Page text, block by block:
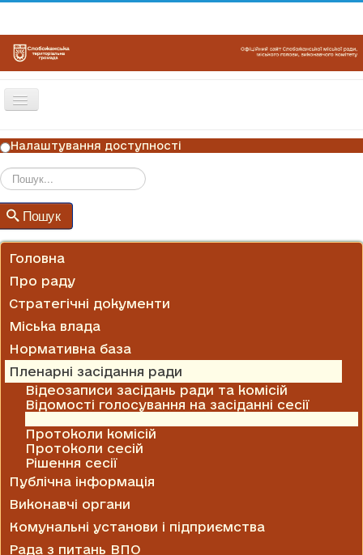
Перемикач
ГОЛОВНА
НОВИНИ
ОГОЛОШЕННЯ
ГРАФІКИ ПРИЙОМУ
Налаштування доступності
Пошук
Головна
Про раду
Стратегічні документи
Міська влада
Нормативна база
Пленарні засідання ради
Відеозаписи засідань ради та комісій
Відомості голосування на засіданні сесії
Протоколи комісій
Протоколи сесій
Рішення сесії
Публічна інформація
Виконавчі органи
Комунальні установи і підприємства
Рада з питань ВПО